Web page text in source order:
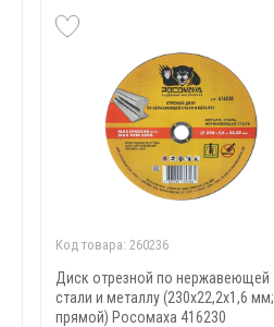
Код товара: 260236
Диск отрезной по нержавеющей
стали и металлу (230х22,2х1,6 мм;
прямой) Росомаха 416230